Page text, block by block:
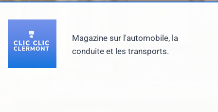
Magazine sur l'automobile, la
conduite et les transports.